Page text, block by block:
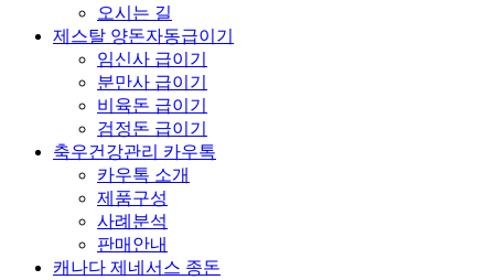
오시는 길
제스탈 양돈자동급이기
임신사 급이기
분만사 급이기
비육돈 급이기
검정돈 급이기
축우건강관리 카우톡
카우톡 소개
제품구성
사례분석
판매안내
캐나다 제네서스 종돈